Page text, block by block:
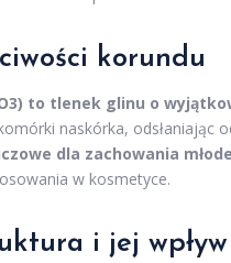
korundu
to tlenek glinu o
naskórka, odsłaniając
dla zachowania
w kosmetyce.
i jej